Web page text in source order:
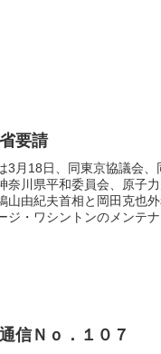
要請
3月18日、同東京協議会、
奈川県平和委員会、原子
山由紀夫首相と岡田克也
ジ・ワシントンのメンテ
信Ｎｏ．１０７